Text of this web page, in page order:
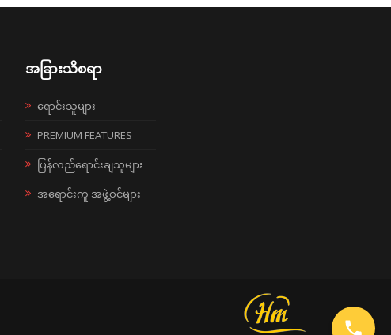
အခြားသိစရာ
ရောင်းသူများ
PREMIUM FEATURES
ပြန်လည်ရောင်းချသူများ
အရောင်းကူ အဖွဲ့ဝင်များ